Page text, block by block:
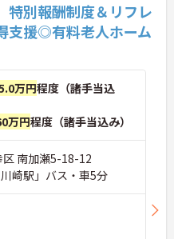
特別報酬制度＆リフレ
支援◎有料老人ホーム
万円程度（諸手当込
万円程度（諸手当込み）
南加瀬5-18-12
崎駅」バス・車5分